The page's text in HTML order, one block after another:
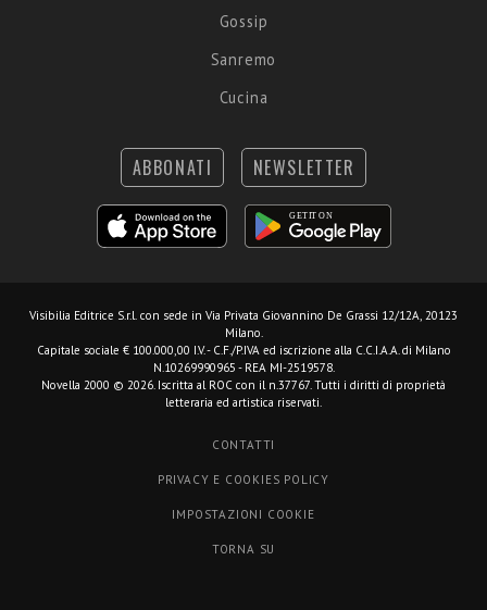
Gossip
Sanremo
Cucina
ABBONATI NEWSLETTER
Visibilia Editrice S.r.l. con sede in Via Privata Giovannino De Grassi 12/12A, 20123
Milano.
Capitale sociale € 100.000,00 I.V. - C.F./P.IVA ed iscrizione alla C.C.I.A.A. di Milano
N.10269990965 - REA MI-2519578.
Novella 2000 © 2026. Iscritta al ROC con il n.37767. Tutti i diritti di proprietà
letteraria ed artistica riservati.
CONTATTI
PRIVACY E COOKIES POLICY
IMPOSTAZIONI COOKIE
TORNA SU